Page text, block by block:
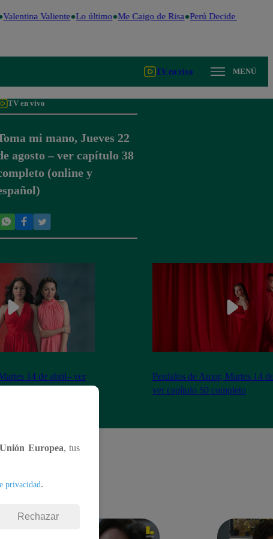
Valentina Valiente Lo último Me Caigo de Risa Perú Decide 2026
TV en vivo MENÚ
TV en vivo
mi mano, Jueves 22
agosto – ver capítulo 38
(online y
14 de abril– ver
Perdidos de Amor, Martes 14
ver capítulo 50 completo
Unión Europea, tus
privacidad.
Rechazar